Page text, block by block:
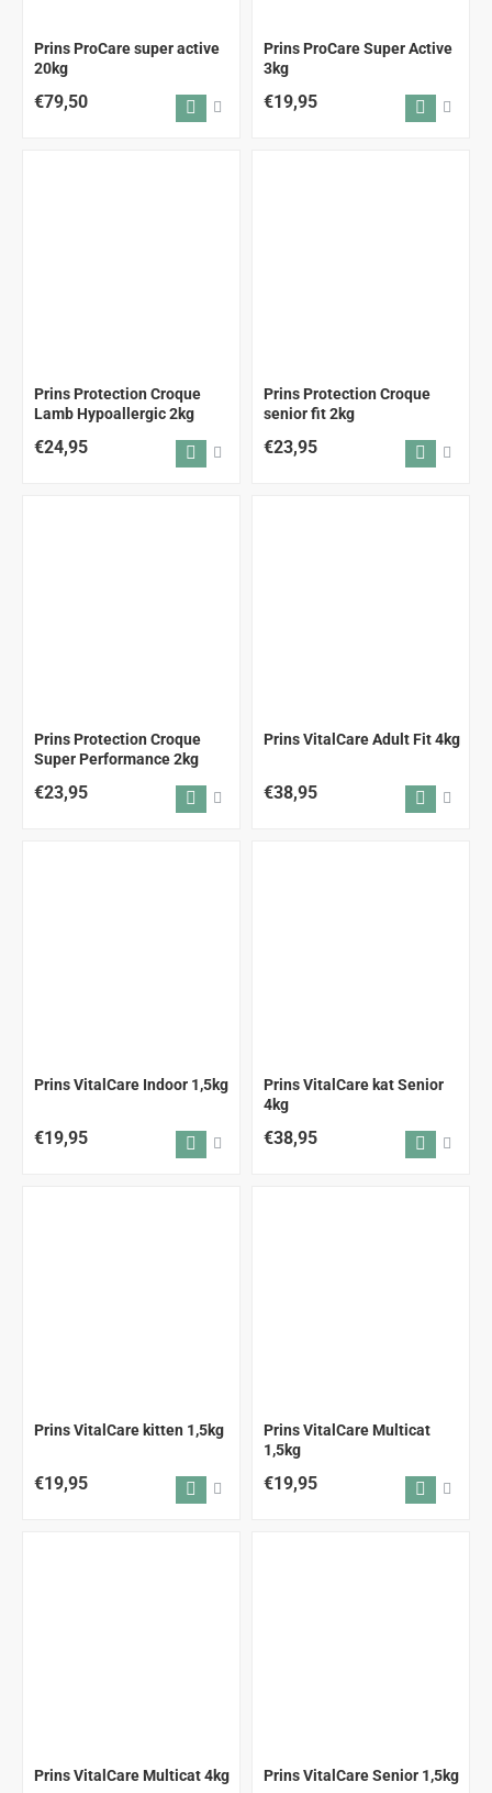
Prins ProCare super active
20kg
€79,50
Prins ProCare Super Active
3kg
€19,95
Prins Protection Croque
Lamb Hypoallergic 2kg
€24,95
Prins Protection Croque
senior fit 2kg
€23,95
Prins Protection Croque
Super Performance 2kg
€23,95
Prins VitalCare Adult Fit 4kg
€38,95
Prins VitalCare Indoor 1,5kg
€19,95
Prins VitalCare kat Senior
4kg
€38,95
Prins VitalCare kitten 1,5kg
€19,95
Prins VitalCare Multicat
1,5kg
€19,95
Prins VitalCare Multicat 4kg Prins VitalCare Senior 1,5kg